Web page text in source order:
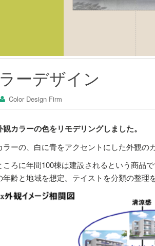
ーデザイン
Color Design Firm
観カラーの色をリモデリングしました
ーの、白に青をアクセントにした外観の
ころに年間100棟は建設されるという商品
年齢と地域を想定。テイストを分類の整理